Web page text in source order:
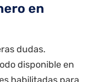
en
dudas.
disponible en